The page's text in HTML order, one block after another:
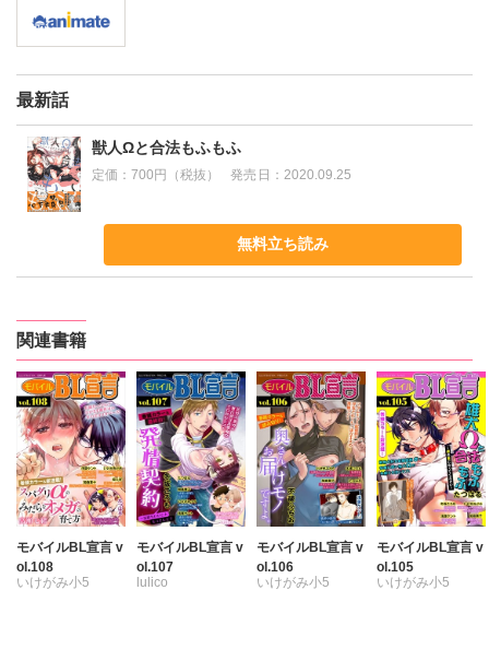
最新話
獣人Ωと合法もふもふ
定価：700円（税抜） 発売日： 2020.09.25
無料立ち読み
関連書籍
モバイルBL宣言 v
ol.108
いけがみ小5
モバイルBL宣言 v
ol.107
lulico
モバイルBL宣言 v
ol.106
いけがみ小5
モバイルBL宣言 v
ol.105
いけがみ小5